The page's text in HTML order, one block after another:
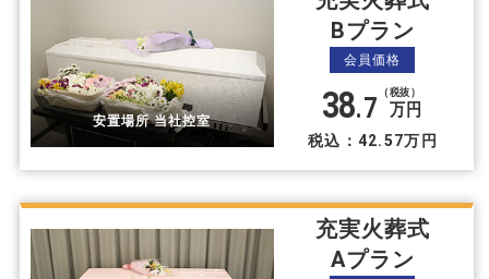
安置場所 当社控室
Bプラン
会員価格
38.7 （税抜）
万円
税込：42.57万円
充実火葬式
Aプラン